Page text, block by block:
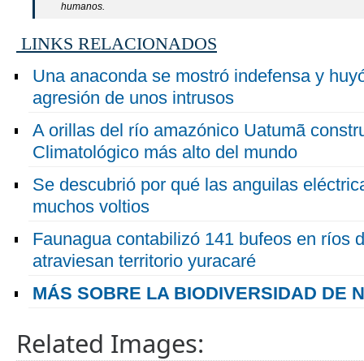
humanos.
LINKS RELACIONADOS
Una anaconda se mostró indefensa y
agresión de unos intrusos
A orillas del río amazónico Uatumã
Climatológico más alto del mundo
Se descubrió por qué las anguilas
muchos voltios
Faunagua contabilizó 141 bufeos en ríos
atraviesan territorio yuracaré
MÁS SOBRE LA BIODIVERSIDAD DE
Related Images: